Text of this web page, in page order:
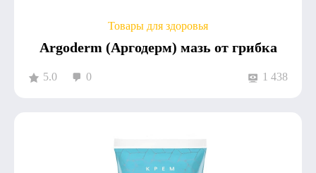
Товары для здоровья
Argoderm (Аргодерм) мазь от грибка
5.0 0 1 438